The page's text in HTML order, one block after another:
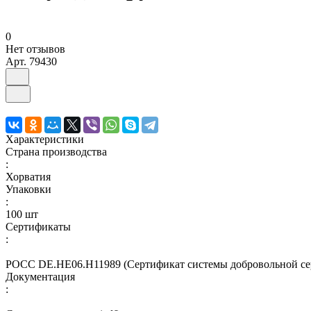
0
Нет отзывов
Арт. 79430
Характеристики
Страна производства
:
Хорватия
Упаковки
:
100 шт
Сертификаты
:
РОСС DE.НЕ06.Н11989 (Сертификат системы добровольной
Документация
: